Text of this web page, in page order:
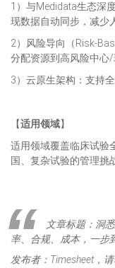
1）与Medidata生态深
现数据自动同步，减少
2）风险导向（Risk-
分配资源到高风险中心/
3）云原生架构：支持
【适用领域】
适用领域覆盖临床试验
国、复杂试验的管理挑
文章标题：洞
率、合规、成本，一步
发布者：Timesheet，